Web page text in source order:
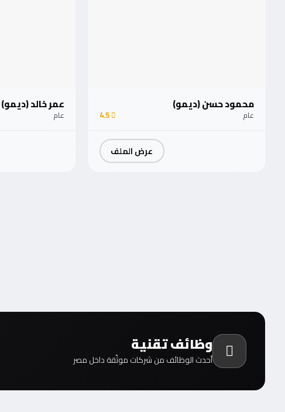
محمود حسن (ديمو)
عام 4.5
عرض الملف
عمر خالد (ديمو)
عام
وظائف تقنية
أحدث الوظائف من شركات موثّقة داخل مصر